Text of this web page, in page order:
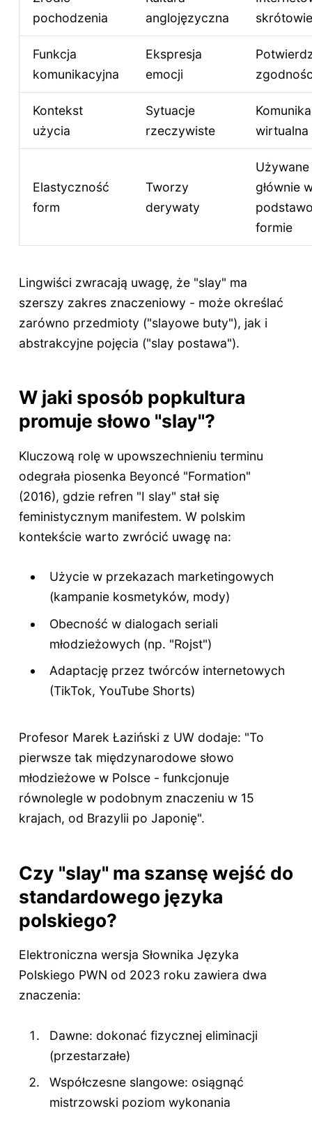
pochodzenia
anglojęzyczna
Funkcja
komunikacyjna
Ekspresja
emocji
Kontekst
użycia
Sytuacje
rzeczywiste
wirtualna
Elastyczność
form
Tworzy
derywaty
Używane
głównie
formie
Lingwiści zwracają uwagę, że "slay" ma
szerszy zakres znaczeniowy - może określać
zarówno przedmioty ("slayowe buty"), jak i
abstrakcyjne pojęcia ("slay postawa").
W jaki sposób popkultura
promuje słowo "slay"?
Kluczową rolę w upowszechnieniu terminu
odegrała piosenka Beyoncé "Formation"
(2016), gdzie refren "I slay" stał się
feministycznym manifestem. W polskim
kontekście warto zwrócić uwagę na:
Użycie w przekazach marketingowych
(kampanie kosmetyków, mody)
Obecność w dialogach seriali
młodzieżowych (np. "Rojst")
Adaptację przez twórców internetowych
(TikTok, YouTube Shorts)
Profesor Marek Łaziński z UW dodaje: "To
pierwsze tak międzynarodowe słowo
młodzieżowe w Polsce - funkcjonuje
równolegle w podobnym znaczeniu w 15
krajach, od Brazylii po Japonię".
Czy "slay" ma szansę wejść do
standardowego języka
polskiego?
Elektroniczna wersja Słownika Języka
Polskiego PWN od 2023 roku zawiera dwa
znaczenia:
Dawne: dokonać fizycznej eliminacji
(przestarzałe)
Współczesne slangowe: osiągnąć
mistrzowski poziom wykonania